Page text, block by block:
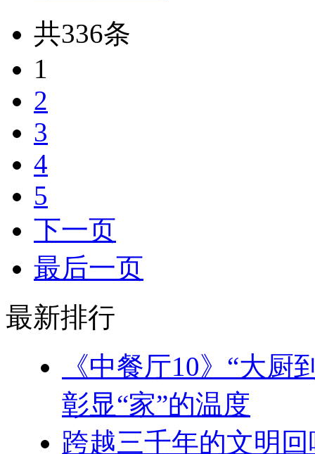
共336条
1
2
3
4
5
下一页
最后一页
最新排行
《中餐厅10》“大
彰显“家”的温度
跨越三千年的文明